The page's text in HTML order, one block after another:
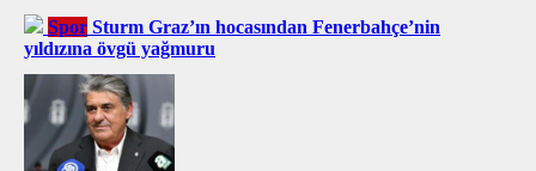
Spor Sturm Graz’ın hocasından Fenerbahçe’nin
yıldızına övgü yağmuru